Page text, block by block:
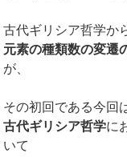
古代ギリシア哲学か
元素の種類数の変遷
が、
その初回である今回
古代ギリシア哲学に
いて